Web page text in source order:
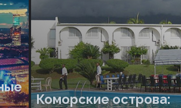
Коморские острова: